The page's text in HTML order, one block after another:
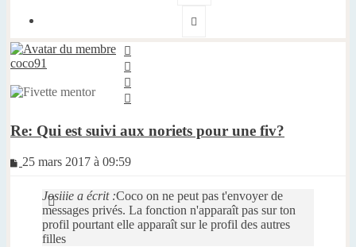
coco91
Re: Qui est suivi aux noriets pour une fiv?
Message
25 mars 2017 à 09:59
Josiiie a écrit :Coco on ne peut pas t'envoyer de
messages privés. La fonction n'apparaît pas sur ton
profil pourtant elle apparaît sur le profil des autres
filles